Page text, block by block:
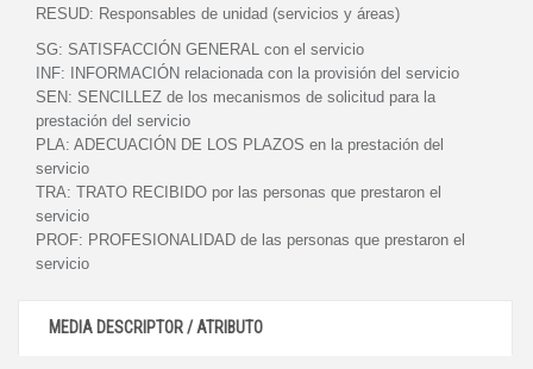
RESUD: Responsables de unidad (servicios y áreas)
SG: SATISFACCIÓN GENERAL con el servicio
INF:
INFORMACIÓN relacionada con la provisión del servicio
SEN: SENCILLEZ de los mecanismos de solicitud para la
prestación del servicio
PLA: ADECUACIÓN DE LOS PLAZOS en la prestación del
servicio
TRA: TRATO RECIBIDO por las personas que prestaron el
servicio
PROF: PROFESIONALIDAD de las personas que prestaron el
servicio
MEDIA DESCRIPTOR / ATRIBUTO